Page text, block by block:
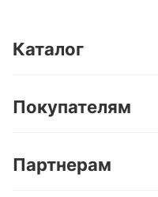
Каталог
Кварц-винил и LVT-плитка
Ламинат
Покупателям
Условия доставки
Партнерам